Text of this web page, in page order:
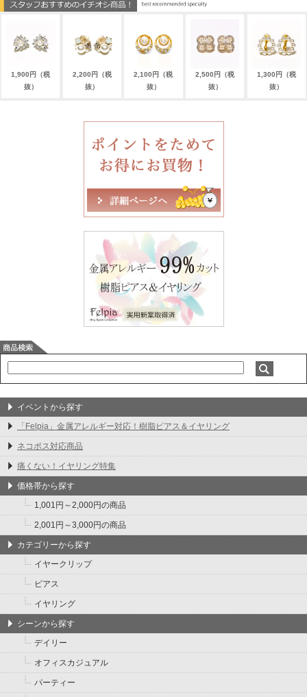
1,900円（税
抜）
2,200円（税
抜）
2,100円（税
抜）
2,500円（税
抜）
1,300円（税
抜）
イベントから探す
「Felpia」金属アレルギー対応！樹脂ピアス＆イヤリング
ネコポス対応商品
痛くない！イヤリング特集
価格帯から探す
1,001円～2,000円の商品
2,001円～3,000円の商品
カテゴリーから探す
イヤークリップ
ピアス
イヤリング
シーンから探す
デイリー
オフィスカジュアル
パーティー